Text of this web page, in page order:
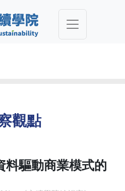
觀點
料驅動商業模式的